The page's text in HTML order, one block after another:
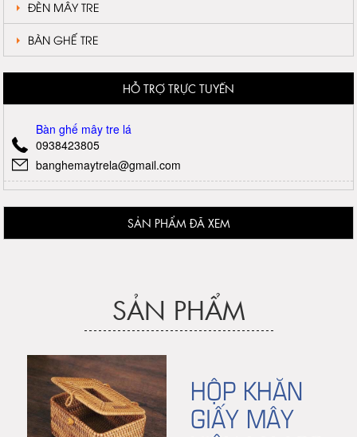
ĐÈN MÂY TRE
BÀN GHẾ TRE
HỖ TRỢ TRỰC TUYẾN
Bàn ghế mây tre lá
0938423805
banghemaytrela@gmail.com
SẢN PHẨM ĐÃ XEM
SẢN PHẨM
HỘP KHĂN
GIẤY MÂY